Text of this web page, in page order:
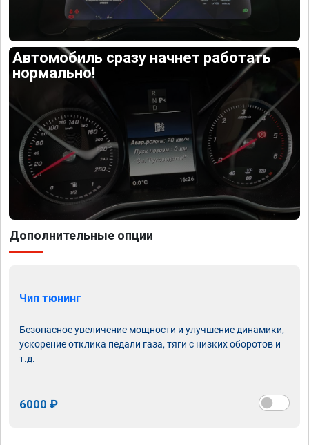
Автомобиль сразу начнет работать
нормально!
Дополнительные опции
Чип тюнинг
Безопасное увеличение мощности и улучшение динамики,
ускорение отклика педали газа, тяги с низких оборотов и
т.д.
6000 ₽